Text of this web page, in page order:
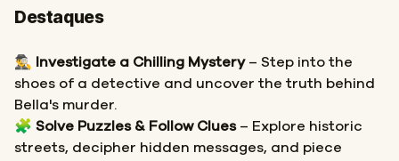
Destaques
🕵️‍♂️ Investigate a Chilling Mystery– Step into the
shoes of a detective and uncover the truth behind
Bella's murder.
🧩 Solve Puzzles & Follow Clues– Explore historic
streets, decipher hidden messages, and piece